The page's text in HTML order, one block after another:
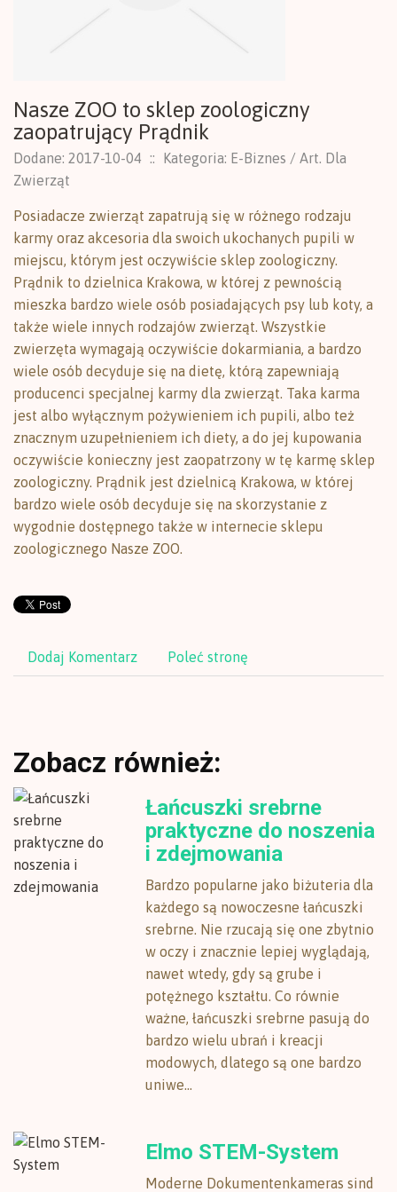
Nasze ZOO to sklep zoologiczny
zaopatrujący Prądnik
Dodane: 2017-10-04 ::
Kategoria: E-Biznes / Art. Dla
Zwierząt
Posiadacze zwierząt zapatrują się w różnego rodzaju
karmy oraz akcesoria dla swoich ukochanych pupili w
miejscu, którym jest oczywiście sklep zoologiczny.
Prądnik to dzielnica Krakowa, w której z pewnością
mieszka bardzo wiele osób posiadających psy lub koty, a
także wiele innych rodzajów zwierząt. Wszystkie
zwierzęta wymagają oczywiście dokarmiania, a bardzo
wiele osób decyduje się na dietę, którą zapewniają
producenci specjalnej karmy dla zwierząt. Taka karma
jest albo wyłącznym pożywieniem ich pupili, albo też
znacznym uzupełnieniem ich diety, a do jej kupowania
oczywiście konieczny jest zaopatrzony w tę karmę sklep
zoologiczny. Prądnik jest dzielnicą Krakowa, w której
bardzo wiele osób decyduje się na skorzystanie z
wygodnie dostępnego także w internecie sklepu
zoologicznego Nasze ZOO.
Dodaj Komentarz Poleć stronę
Zobacz również:
Łańcuszki srebrne
praktyczne do noszenia
i zdejmowania
Bardzo popularne jako biżuteria dla
każdego są nowoczesne łańcuszki
srebrne. Nie rzucają się one zbytnio
w oczy i znacznie lepiej wyglądają,
nawet wtedy, gdy są grube i
potężnego kształtu. Co równie
ważne, łańcuszki srebrne pasują do
bardzo wielu ubrań i kreacji
modowych, dlatego są one bardzo
uniwe...
Elmo STEM-System
Moderne Dokumentenkameras sind